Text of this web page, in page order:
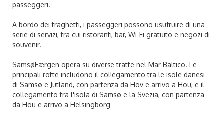
passeggeri.
A bordo dei traghetti, i passeggeri possono usufruire di una
serie di servizi, tra cui ristoranti, bar, Wi-Fi gratuito e negozi di
souvenir.
SamsøFærgen opera su diverse tratte nel Mar Baltico. Le
principali rotte includono il collegamento tra le isole danesi
di Samsø e Jutland, con partenza da Hov e arrivo a Hou, e il
collegamento tra l'isola di Samsø e la Svezia, con partenza
da Hou e arrivo a Helsingborg.